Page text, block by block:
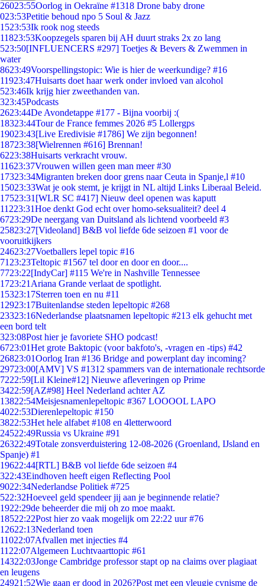
26023:55Oorlog in Oekraïne #1318 Drone baby drone
023:53Petitie behoud npo 5 Soul & Jazz
1523:53Ik rook nog steeds
11823:53Koopzegels sparen bij AH duurt straks 2x zo lang
523:50[INFLUENCERS #297] Toetjes & Bevers & Zwemmen in
water
8623:49Voorspellingstopic: Wie is hier de weerkundige? #16
11923:47Huisarts doet haar werk onder invloed van alcohol
523:46Ik krijg hier zweethanden van.
323:45Podcasts
2623:44De Avondetappe #177 - Bijna voorbij :(
18323:44Tour de France femmes 2026 #5 Lollergps
19023:43[Live Eredivisie #1786] We zijn begonnen!
18723:38[Wielrennen #616] Brennan!
6223:38Huisarts verkracht vrouw.
11623:37Vrouwen willen geen man meer #30
17323:34Migranten breken door grens naar Ceuta in Spanje,l #10
15023:33Wat je ook stemt, je krijgt in NL altijd Links Liberaal Beleid.
17523:31 [WLR SC #417] Nieuw deel openen was kaputt
11223:31Hoe denkt God echt over homo-seksualiteit? deel 4
6723:29De neergang van Duitsland als lichtend voorbeeld #3
25823:27[Videoland] B&B vol liefde 6de seizoen #1 voor de
vooruitkijkers
24623:27Voetballers lepel topic #16
71 23:23Teltopic #1567 tel door en door en door....
7723:22[IndyCar] #115 We're in Nashville Tennessee
1723:21 Ariana Grande verlaat de spotlight.
15323:17Sterren toen en nu #11
12923:17Buitenlandse steden lepeltopic #268
23323:16Nederlandse plaatsnamen lepeltopic #213 elk gehucht met
een bord telt
323:08Post hier je favoriete SHO podcast!
6723:01Het grote Baktopic (voor bakfoto's, -vragen en -tips) #42
26823:01Oorlog Iran #136 Bridge and powerplant day incoming?
29723:00[AMV] VS #1312 spammers van de internationale rechtsorde
7222:59[Lil Kleine#12] Nieuwe afleveringen op Prime
3422:59[AZ#98] Heel Nederland achter AZ
13822:54Meisjesnamenlepeltopic #367 LOOOOL LAPO
4022:53Dierenlepeltopic #150
3822:53Het hele alfabet #108 en 4letterwoord
24522:49Russia vs Ukraine #91
26322:49Totale zonsverduistering 12-08-2026 (Groenland, IJsland en
Spanje) #1
19622:44[RTL] B&B vol liefde 6de seizoen #4
322:43Eindhoven heeft eigen Reflecting Pool
9022:34Nederlandse Politiek #725
522:32Hoeveel geld spendeer jij aan je beginnende relatie?
1922:29de beheerder die mij oh zo moe maakt.
18522:22Post hier zo vaak mogelijk om 22:22 uur #76
12622:13Nederland toen
11022:07Afvallen met injecties #4
11 22:07Algemeen Luchtvaarttopic #61
14322:03Jonge Cambridge professor stapt op na claims over plagiaat
en leugens
24921:52Wie gaan er dood in 2026?Post met een vleugje cynisme de